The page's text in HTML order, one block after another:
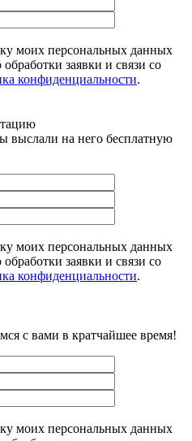
моих персональных данных
заявки и связи со
конфиденциальности.
выслали на него бесплатную
моих персональных данных
заявки и связи со
конфиденциальности.
с вами в кратчайшее время!
моих персональных данных